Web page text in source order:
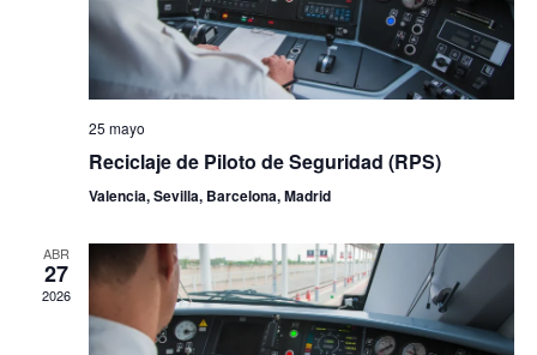
25 mayo
Reciclaje de Piloto de Seguridad (RPS)
Valencia, Sevilla, Barcelona, Madrid
ABR
27
2026